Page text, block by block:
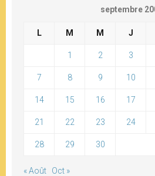
septembre
L M M J
1 2 3
7 8 9 10
14 15 16 17
21 22 23 24
28 29 30
« Août Oct »